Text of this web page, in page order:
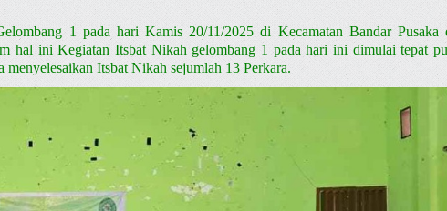
1 pada hari Kamis 20/11/2025 di Kecamatan Bandar Pusaka
hal ini Kegiatan Itsbat Nikah gelombang 1 pada hari ini dimulai tepat
Itsbat Nikah sejumlah 13 Perkara.